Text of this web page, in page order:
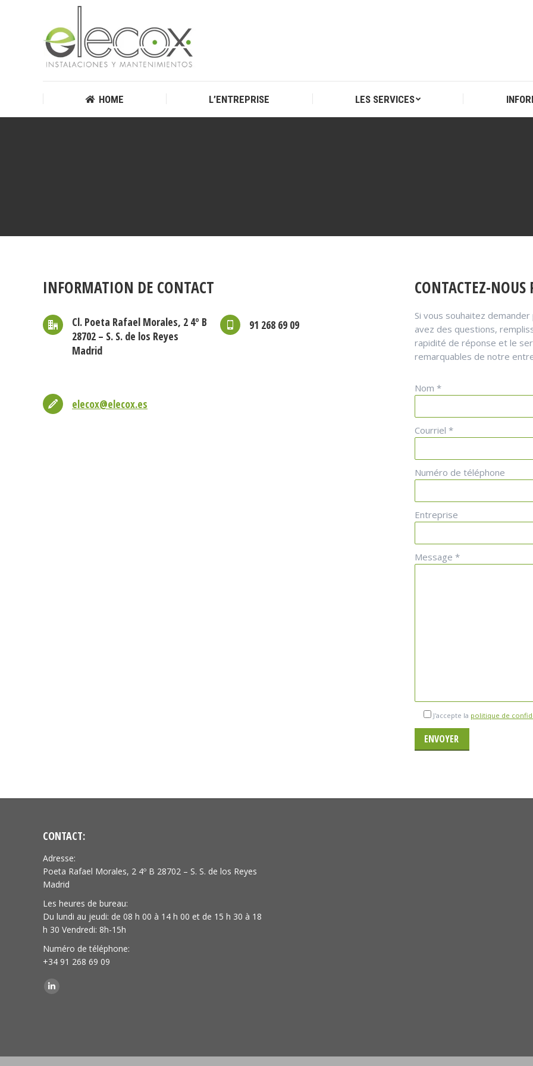
HOME L’ENTREPRISE LES SERVICES
INFORMATION DE CONTACT
Cl. Poeta Rafael Morales, 2 4º B
28702 – S. S. de los Reyes
Madrid
91 268 69 09
elecox@elecox.es
CONTACTEZ-NOUS
Si vous souhaitez demander
avez des questions,
rapidité de réponse et le
remarquables de notre
Nom *
Courriel *
Numéro de téléphone
Entreprise
Message *
J'accepte la politique de
CONTACT:
Adresse:
Poeta Rafael Morales, 2 4º B 28702 – S. S. de los Reyes
Madrid
Les heures de bureau:
Du lundi au jeudi: de 08 h 00 à 14 h 00 et de 15 h 30 à 18
h 30 Vendredi: 8h-15h
Numéro de téléphone:
+34 91 268 69 09
Trouvez nous sur :
LinkedIn